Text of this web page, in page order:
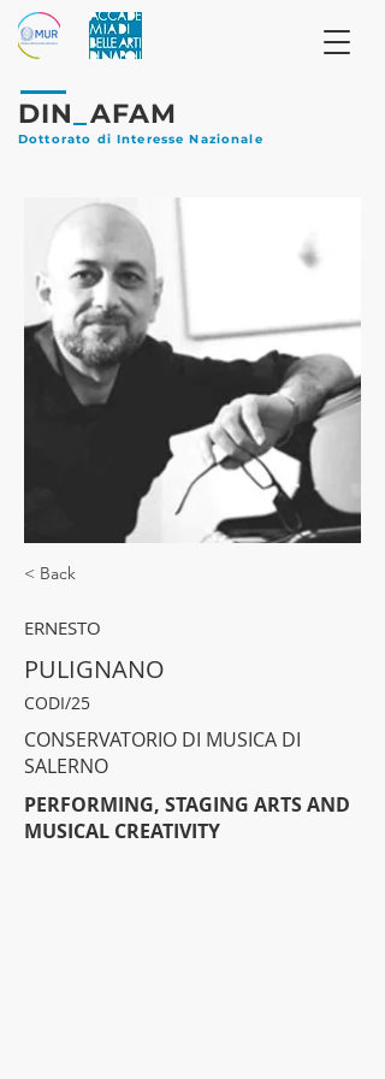
DIN AFAM
Dottorato di Interesse Nazionale
< Back
ERNESTO
PULIGNANO
CODI/25
CONSERVATORIO DI MUSICA DI
SALERNO
PERFORMING, STAGING ARTS AND
MUSICAL CREATIVITY